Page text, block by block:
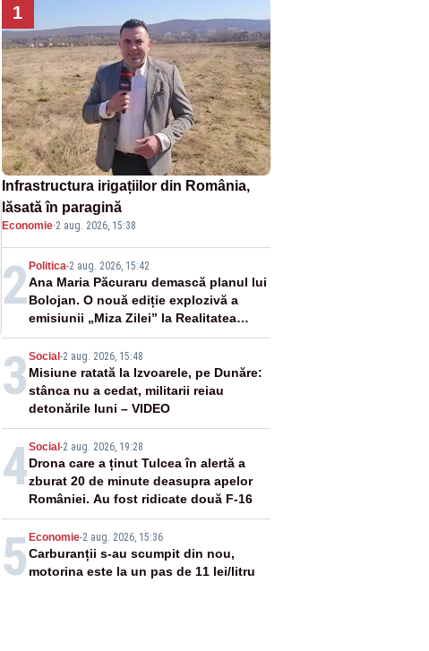
1
Infrastructura irigațiilor din România,
lăsată în paragină
Economie·2 aug. 2026, 15:38
2 Politica-2 aug. 2026, 15:42
Ana Maria Păcuraru demască planul lui
Bolojan. O nouă ediție explozivă a
emisiunii „Miza Zilei” la Realitatea
PLUS
3 Social -2 aug. 2026, 15:48
Misiune ratată la Izvoarele, pe Dunăre:
stânca nu a cedat, militarii reiau
detonările luni – VIDEO
4Social -2 aug. 2026, 19:28
Drona care a ținut Tulcea în alertă a
zburat 20 de minute deasupra apelor
României. Au fost ridicate două F-16
5 Economie-2 aug. 2026, 15:36
Carburanții s-au scumpit din nou,
motorina este la un pas de 11 lei/litru